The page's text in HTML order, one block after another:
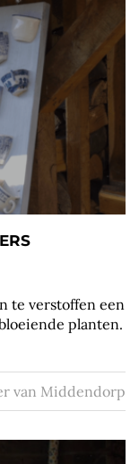
te verstoffen een
planten.
van Middendorp